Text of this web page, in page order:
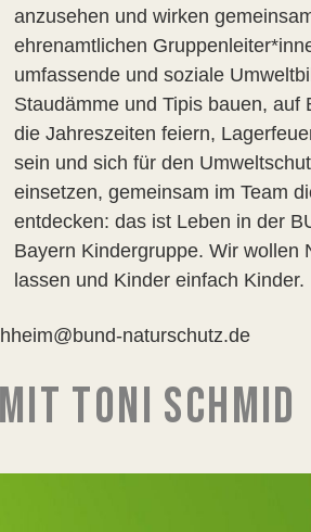
anzusehen und wirken
ehrenamtlichen
umfassende und soziale
Staudämme und Tipis bauen, auf
die Jahreszeiten feiern,
sein und sich für den
einsetzen, gemeinsam im Team
entdecken: das ist Leben in der
Bayern Kindergruppe. Wir wollen
lassen und Kinder einfach Kinder.
naturschutz.de
TONI SCHMID